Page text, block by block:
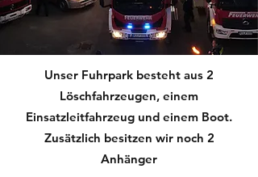
Unser Fuhrpark besteht aus 2
Löschfahrzeugen, einem
Einsatzleitfahrzeug und einem Boot.
Zusätzlich besitzen wir noch 2
Anhänger